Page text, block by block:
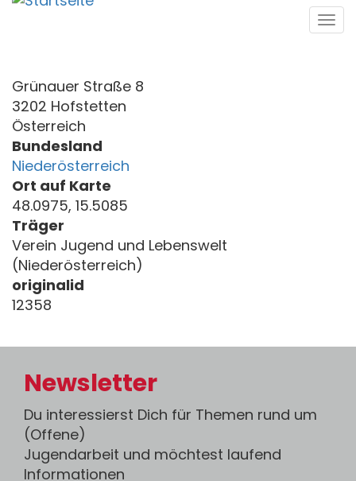
Direkt
Grünauer Straße 8
3202 Hofstetten
Österreich
Bundesland
Niederösterreich
Ort auf Karte
48.0975, 15.5085
Träger
Verein Jugend und Lebenswelt
(Niederösterreich)
originalid
12358
Newsletter
Du interessierst Dich für Themen rund um
(Offene)
Jugendarbeit und möchtest laufend
Informationen